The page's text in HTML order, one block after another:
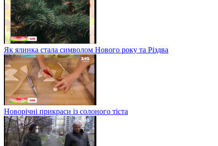
Як ялинка стала символом Нового року та Різдва
Новорічні прикраси із солоного тіста